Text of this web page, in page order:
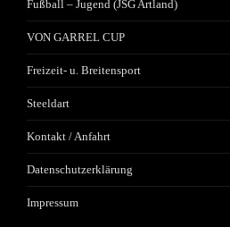
Fußball – Jugend (JSG Artland)
VON GARREL CUP
Freizeit- u. Breitensport
Steeldart
Kontakt / Anfahrt
Datenschutzerklärung
Impressum